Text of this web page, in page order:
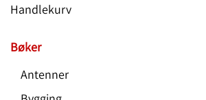
Handlekurv
Bøker
Antenner